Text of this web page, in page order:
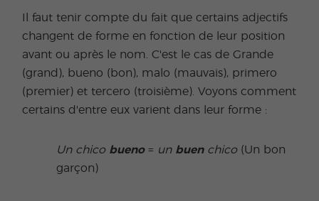
Il faut tenir compte du fait que certains adjectifs
changent de forme en fonction de leur position
avant ou après le nom. C'est le cas de Grande
(grand), bueno (bon), malo (mauvais), primero
(premier) et tercero (troisième). Voyons comment
certains d'entre eux varient dans leur forme :
Un chico bueno = un buenchico(Un bon
garçon)